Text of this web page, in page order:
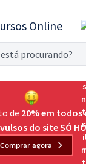
11
grátis por 7 dias!
Passar
para o Exame da
de 20% em todos
do site SÓ
Comprar agora